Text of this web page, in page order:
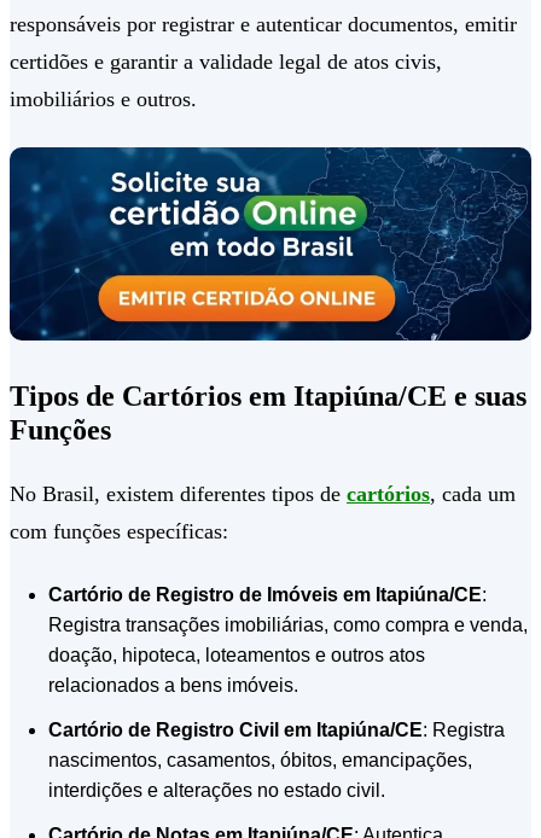
responsáveis por registrar e autenticar documentos, emitir
certidões e garantir a validade legal de atos civis,
imobiliários e outros.
Tipos de Cartórios em Itapiúna/CE e suas
Funções
No Brasil, existem diferentes tipos de cartórios, cada um
com funções específicas:
Cartório de Registro de Imóveis em Itapiúna/CE:
Registra transações imobiliárias, como compra e venda,
doação, hipoteca, loteamentos e outros atos
relacionados a bens imóveis.
Cartório de Registro Civil em Itapiúna/CE: Registra
nascimentos, casamentos, óbitos, emancipações,
interdições e alterações no estado civil.